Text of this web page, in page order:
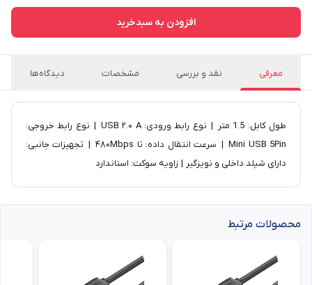
افزودن به سبدخرید
معرفی نقد و بررسی مشخصات دیدگاه‌ها
طول کابل: 1.5 متر | نوع رابط ورودی: USB ۲.۰ A | نوع رابط خروجی:
Mini USB 5Pin | سرعت انتقال داده: تا ۴۸۰Mbps | تجهیزات جانبی:
دارای شیلد داخلی و نویزگیر | زاویه سوکت: استاندارد
محصولات مرتبط